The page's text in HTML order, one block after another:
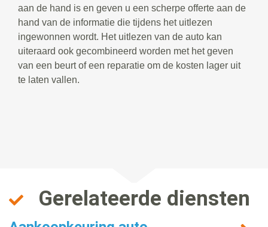
aan de hand is en geven u een scherpe offerte aan de
hand van de informatie die tijdens het uitlezen
ingewonnen wordt. Het uitlezen van de auto kan
uiteraard ook gecombineerd worden met het geven
van een beurt of een reparatie om de kosten lager uit
te laten vallen.
Gerelateerde diensten